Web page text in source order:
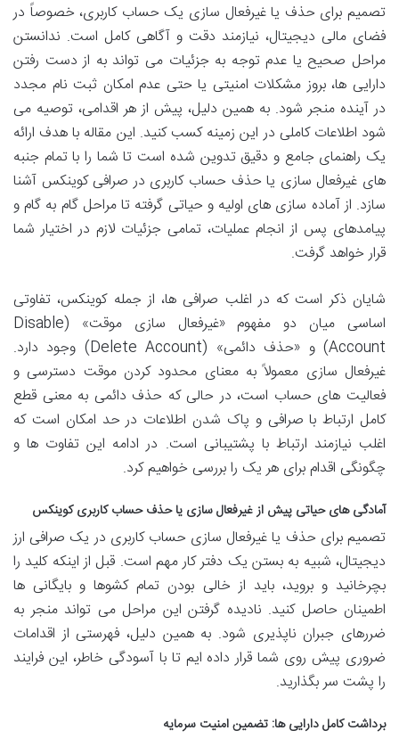
تصمیم برای حذف یا غیرفعال سازی یک حساب کاربری، خصوصاً در
فضای مالی دیجیتال، نیازمند دقت و آگاهی کامل است. ندانستن
مراحل صحیح یا عدم توجه به جزئیات می تواند به از دست رفتن
دارایی ها، بروز مشکلات امنیتی یا حتی عدم امکان ثبت نام مجدد
در آینده منجر شود. به همین دلیل، پیش از هر اقدامی، توصیه می
شود اطلاعات کاملی در این زمینه کسب کنید. این مقاله با هدف ارائه
یک راهنمای جامع و دقیق تدوین شده است تا شما را با تمام جنبه
های غیرفعال سازی یا حذف حساب کاربری در صرافی کوینکس آشنا
سازد. از آماده سازی های اولیه و حیاتی گرفته تا مراحل گام به گام و
پیامدهای پس از انجام عملیات، تمامی جزئیات لازم در اختیار شما
قرار خواهد گرفت.
شایان ذکر است که در اغلب صرافی ها، از جمله کوینکس، تفاوتی
اساسی میان دو مفهوم «غیرفعال سازی موقت» (Disable
Account) و «حذف دائمی» (Delete Account) وجود دارد.
غیرفعال سازی معمولاً به معنای محدود کردن موقت دسترسی و
فعالیت های حساب است، در حالی که حذف دائمی به معنی قطع
کامل ارتباط با صرافی و پاک شدن اطلاعات در حد امکان است که
اغلب نیازمند ارتباط با پشتیبانی است. در ادامه این تفاوت ها و
چگونگی اقدام برای هر یک را بررسی خواهیم کرد.
آمادگی های حیاتی پیش از غیرفعال سازی یا حذف حساب کاربری کوینکس
تصمیم برای حذف یا غیرفعال سازی حساب کاربری در یک صرافی ارز
دیجیتال، شبیه به بستن یک دفتر کار مهم است. قبل از اینکه کلید را
بچرخانید و بروید، باید از خالی بودن تمام کشوها و بایگانی ها
اطمینان حاصل کنید. نادیده گرفتن این مراحل می تواند منجر به
ضررهای جبران ناپذیری شود. به همین دلیل، فهرستی از اقدامات
ضروری پیش روی شما قرار داده ایم تا با آسودگی خاطر، این فرایند
را پشت سر بگذارید.
برداشت کامل دارایی ها: تضمین امنیت سرمایه